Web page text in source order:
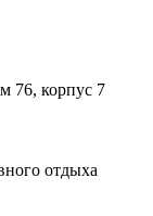
76, корпус 7
отдыха